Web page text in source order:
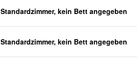
Standardzimmer, kein Bett angegeben
Standardzimmer, kein Bett angegeben